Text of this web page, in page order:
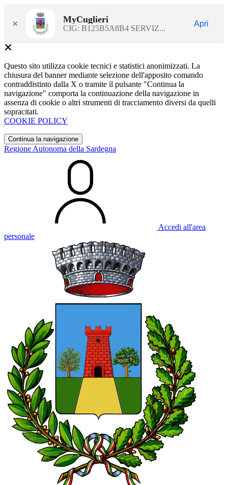
× MyCuglieri
CIG: B125B5A8B4 SERVIZ...
Apri
Questo sito utilizza cookie tecnici e statistici anonimizzati. La
chiusura del banner mediante selezione dell'apposito comando
contraddistinto dalla X o tramite il pulsante "Continua la
navigazione" comporta la continuazione della navigazione in
assenza di cookie o altri strumenti di tracciamento diversi da quelli
sopracitati.
COOKIE POLICY
Continua la navigazione
Regione Autonoma della Sardegna
Accedi all'area
personale